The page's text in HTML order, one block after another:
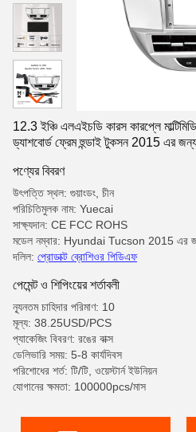
12.3 ইঞ্চি এলএইচডি কারস কারপ্লে
ড্যাশবোর্ড ফ্রেম হুন্ডাই টুকসন 2015 এর
পণ্যের বিবরণ
উৎপত্তি স্থল: গুয়াংডং, চীন
পরিচিতিমুলক নাম: Yuecai
সাক্ষ্যদান: CE FCC ROHS
মডেল নম্বার: Hyundai Tucson 2015 এর
দলিল: প্রোডাক্ট ব্রোশিওর পিডিএফ
পেমেন্ট ও শিপিংয়ের শর্তাবলী
ন্যূনতম চাহিদার পরিমাণ: 10
মূল্য: 38.25USD/PCS
প্যাকেজিং বিবরণ: রঙের বাক্স
ডেলিভারি সময়: 5-8 কার্যদিবস
পরিশোধের শর্ত: টি/টি, ওয়েস্টার্ন ইউনিয়ন
যোগানের ক্ষমতা: 100000pcs/মাস